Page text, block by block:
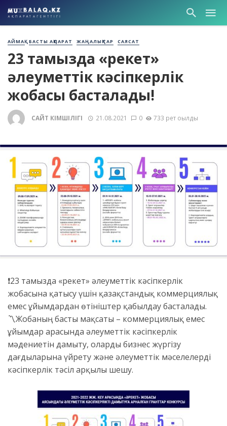
АЙМАҚ БАСТЫ АҚПАРАТ ЖАҢАЛЫҚТАР САЯСАТ
23 тамызда «Әрекет»
әлеуметтік кәсіпкерлік
жобасы басталады!
САЙТ ӘКІМШІЛІГІ 21.08.2021 0 733 рет оқылды
❗23 тамызда «Әрекет» әлеуметтік кәсіпкерлік
жобасына қатысу үшін қазақстандық коммерциялық
емес ұйымдардан өтініштер қабылдау басталады.
〽️Жобаның басты мақсаты – коммерциялық емес
ұйымдар арасында әлеуметтік кәсіпкерлік
мәдениетін дамыту, оларды бизнес жүргізу
дағдыларына үйрету және әлеуметтік мәселелерді
кәсіпкерлік тәсіл арқылы шешу.